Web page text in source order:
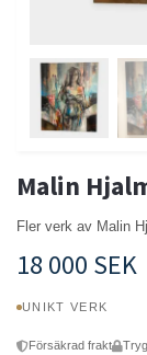
Malin
Fler verk av Malin
18 000 SEK
UNIKT VERK
Försäkrad frakt